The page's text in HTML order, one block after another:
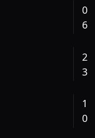
0
6
2
3
1
0